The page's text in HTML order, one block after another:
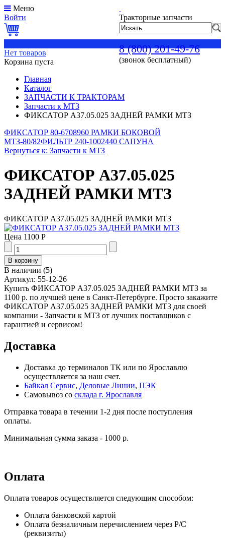
Тракторные запчасти
8 (800) 201-49-76
(звонок бесплатный)
Меню
Войти
Нет товаров
Корзина пуста
Главная
Каталог
ЗАПЧАСТИ К ТРАКТОРАМ
Запчасти к МТЗ
ФИКСАТОР А37.05.025 ЗАДНЕЙ РАМКИ МТЗ
ФИКСАТОР 80-6708960 РАМКИ БОКОВОЙ
МТЗ-80/82ФИЛЬТР 240-1002440 САПУНА
Вернуться к: Запчасти к МТЗ
ФИКСАТОР А37.05.025
ЗАДНЕЙ РАМКИ МТЗ
ФИКСАТОР А37.05.025 ЗАДНЕЙ РАМКИ МТЗ
Цена 1100 Р
В наличии (5)
Артикул: 55-12-26
Купить ФИКСАТОР А37.05.025 ЗАДНЕЙ РАМКИ МТЗ за
1100 р. по лучшей цене в Санкт-Петербурге. Просто закажите
ФИКСАТОР А37.05.025 ЗАДНЕЙ РАМКИ МТЗ для своей
компании - Запчасти к МТЗ от лучших поставщиков с
гарантией и сервисом!
Доставка
Доставка до терминалов ТК или по Ярославлю
осуществляется за наш счет.
Байкал Сервис, Деловые Линии, ПЭК
Самовывоз со склада г. Ярославля
Отправка товара в течении 1-2 дня после поступления
оплаты.
Минимальная сумма заказа - 1000 р.
Оплата
Оплата товаров осуществляется следующим способом:
Оплата банковской картой
Оплата безналичным перечислением через Р/С
(реквизиты)